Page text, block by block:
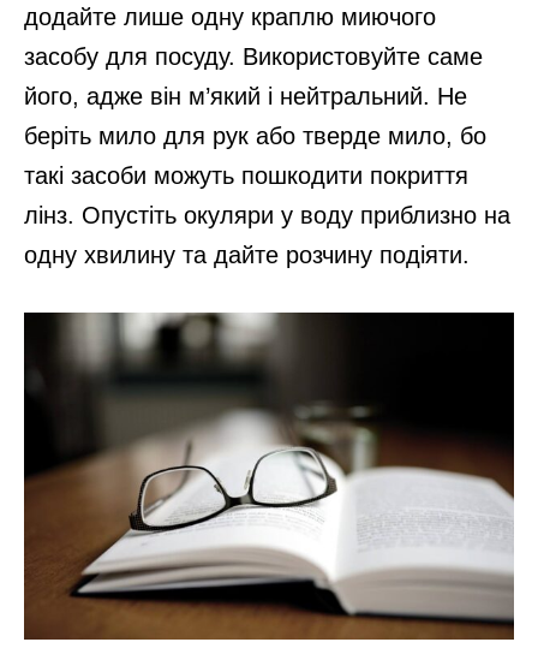
додайте лише одну краплю миючого
засобу для посуду. Використовуйте саме
його, адже він м’який і нейтральний. Не
беріть мило для рук або тверде мило, бо
такі засоби можуть пошкодити покриття
лінз. Опустіть окуляри у воду приблизно на
одну хвилину та дайте розчину подіяти.